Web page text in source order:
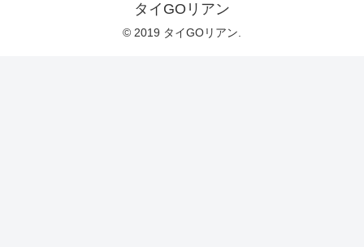
タイGOリアン
© 2019 タイGOリアン.